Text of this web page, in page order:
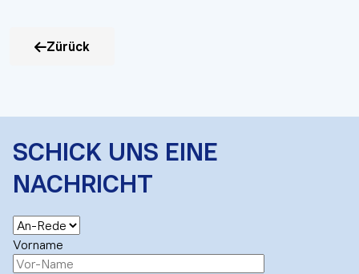
Zürück
SCHICK UNS EINE
NACHRICHT
Vorname